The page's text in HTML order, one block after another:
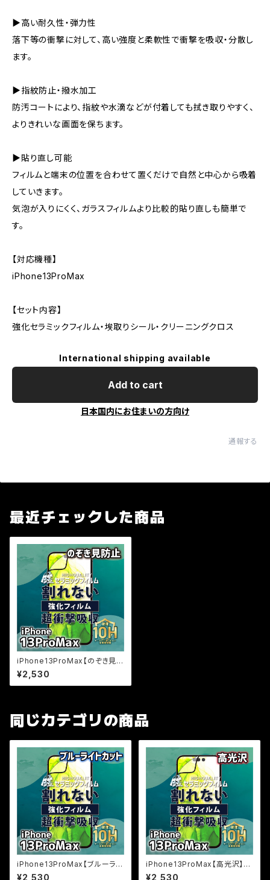
▶高い耐久性・弾力性
落下等の衝撃に対して、高い強度と柔軟性で衝撃を吸収・分散し
ます。
▶指紋防止・撥水加工
防汚コートにより、指紋や水滴などが付着しても拭き取りやすく、
よりきれいな画面を保ちます。
▶貼り直し可能
フィルムと端末の位置を合わせて置くだけで自然と中心から吸着
していきます。
気泡が入りにくく、ガラスフィルムより比較的貼り直しも簡単で
す。
【対応機種】
iPhone13ProMax
【セット内容】
強化セラミックフィルム・埃取りシール・クリーニングクロス
International shipping available
Add to cart
日本国内にお住まいの方向け
通報する
最近チェックした商品
iPhone13ProMax【のぞき見防
止】割れないセラミックフィルム
『鎧』全面フルカバー
¥2,530
同じカテゴリの商品
iPhone13ProMax【ブルーライ
トカット】割れないセラミックフィ
¥2,530
iPhone13ProMax【高光沢】割
れないセラミックフィルム『鎧』全
¥2,530